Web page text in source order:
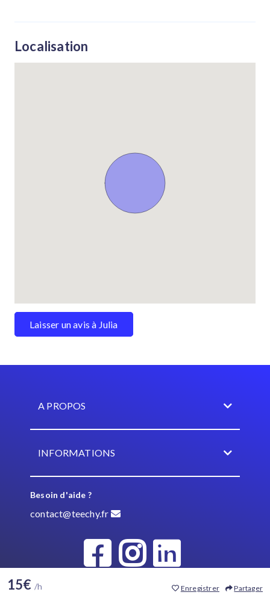
Localisation
Laisser un avis à Julia
15€ /h Enregistrer Partager
A PROPOS
INFORMATIONS
Besoin d'aide ?
contact@teechy.fr